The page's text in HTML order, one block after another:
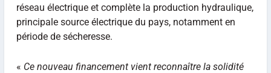
réseau électrique et complète la production hydraulique,
principale source électrique du pays, notamment en
période de sécheresse.
« Ce nouveau financement vient reconnaître la solidité